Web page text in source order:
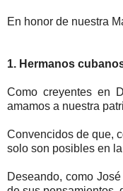
En honor de nuestra
1. Hermanos
Como creyentes en
amamos a nuestra
Convencidos de que,
solo son posibles en
Deseando, como